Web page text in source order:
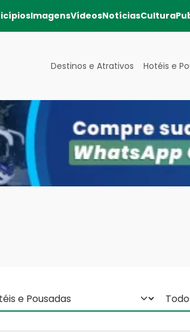
ImagensVídeosNotíciasCultura
Destinos e Atrativos Hotéis e